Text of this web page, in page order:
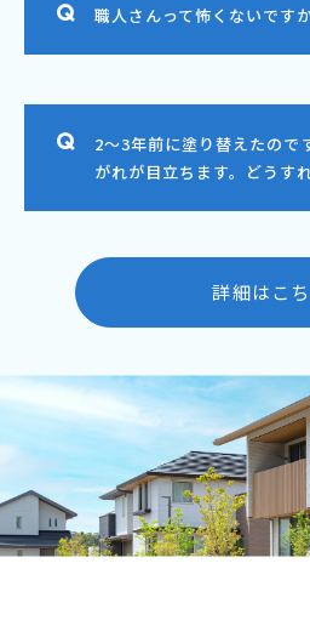
職人さんって怖くないです
2～3年前に塗り替えたので
がれが目立ちます。どうす
詳細はこ